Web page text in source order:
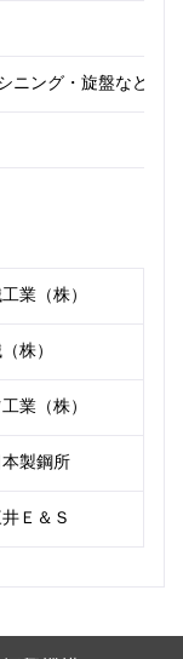
ニング・旋盤など
業（株）
株）
業（株）
本製鋼所
井Ｅ＆Ｓ